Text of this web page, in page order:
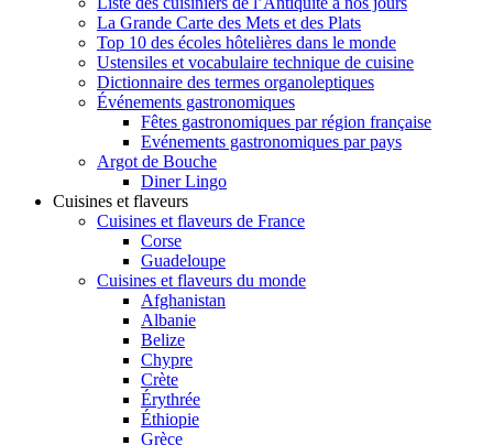
La Grande Carte des Mets et des Plats
Top 10 des écoles hôtelières dans le monde
Ustensiles et vocabulaire technique de cuisine
Dictionnaire des termes organoleptiques
Événements gastronomiques
Fêtes gastronomiques par région française
Evénements gastronomiques par pays
Argot de Bouche
Diner Lingo
Cuisines et flaveurs
Cuisines et flaveurs de France
Corse
Guadeloupe
Cuisines et flaveurs du monde
Afghanistan
Albanie
Belize
Chypre
Crète
Érythrée
Éthiopie
Grèce